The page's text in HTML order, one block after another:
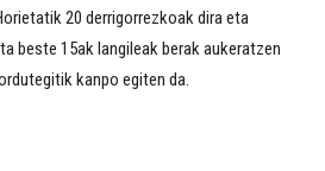
20 derrigorrezkoak dira eta
beste 15ak langileak berak aukeratzen
kanpo egiten da.